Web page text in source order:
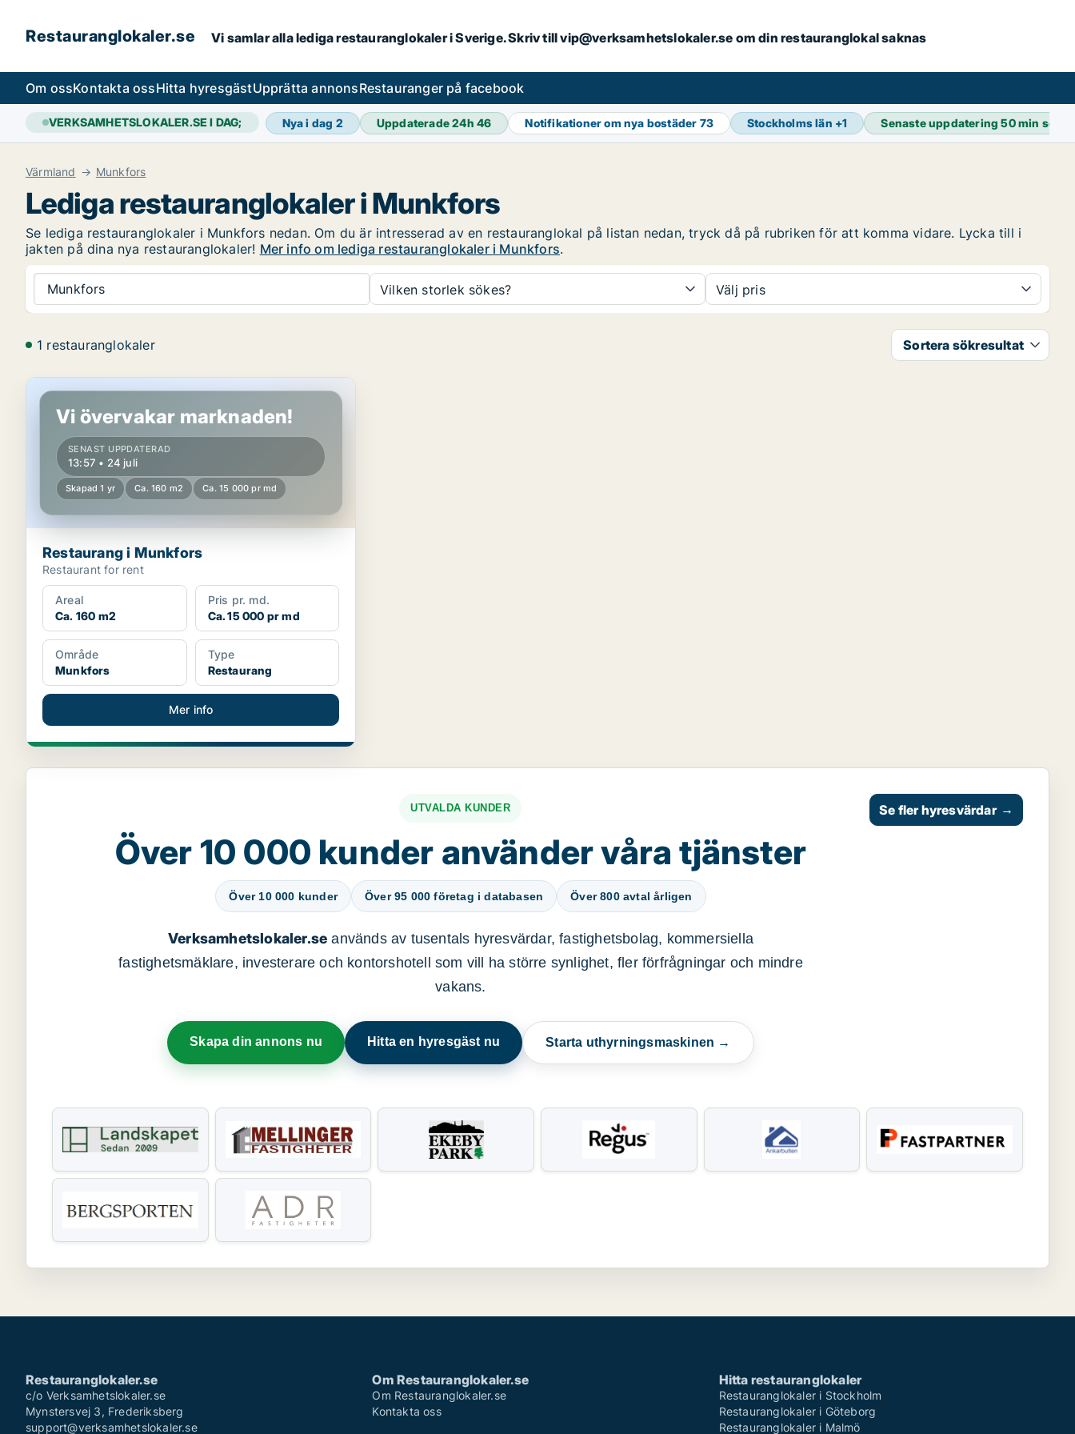
Restauranglokaler.se Vi samlar alla lediga restauranglokaler i Sverige. Skriv till vip@verksamhetslokaler.se om din restauranglokal saknas
Om ossKontakta ossHitta hyresgästUpprätta annonsRestauranger på facebook
VERKSAMHETSLOKALER.SE I DAG; Nya i dag 2 Uppdaterade 24h46 Notifikationer om nya bostäder 73 Stockholms län +1 Senaste uppdatering50 min
Värmland Munkfors
Lediga restauranglokaler i Munkfors
Se lediga restauranglokaler i Munkfors nedan. Om du är intresserad av en restauranglokal på listan nedan, tryck då på rubriken för att komma vidare. Lycka till i
jakten på dina nya restauranglokaler! Mer info om lediga restauranglokaler i Munkfors.
Munkfors Vilken storlek sökes? Välj pris
1 restauranglokaler Sortera sökresultat
Restaurang i Munkfors
Vi övervakar marknaden!
SENAST UPPDATERAD
13:57 • 24 juli
Skapad 1 yr Ca. 160 m2 Ca. 15 000 pr md
Restaurang i Munkfors
Restaurant for rent
Areal
Ca. 160 m2
Pris pr. md.
Ca. 15 000 pr md
Område
Munkfors
Type
Restaurang
Mer info
UTVALDA KUNDER
Över 10 000 kunder använder våra tjänster
Över 10 000 kunder Över 95 000 företag i databasen Över 800 avtal årligen
Verksamhetslokaler.se används av tusentals hyresvärdar, fastighetsbolag, kommersiella
fastighetsmäklare, investerare och kontorshotell som vill ha större synlighet, fler förfrågningar och mindre
vakans.
Skapa din annons nu Hitta en hyresgäst nu Starta uthyrningsmaskinen →
Se fler hyresvärdar →
Restauranglokaler.se
c/o Verksamhetslokaler.se
Mynstersvej 3, Frederiksberg
support@verksamhetslokaler.se
Om Restauranglokaler.se
Om Restauranglokaler.se
Kontakta oss
Hitta restauranglokaler
Restauranglokaler i Stockholm
Restauranglokaler i Göteborg
Restauranglokaler i Malmö